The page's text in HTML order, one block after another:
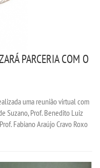
PARCERIA COM O
uma reunião virtual com
Suzano, Prof. Benedito Luiz
Fabiano Araújo Cravo Roxo